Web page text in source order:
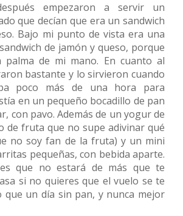
empezaron a servir un
que decían que era un sandwich
Bajo mi punto de vista era una
de jamón y queso, porque
de mi mano. En cuanto al
bastante y lo sirvieron cuando
poco más de una hora para
en un pequeño bocadillo de pan
con pavo. Además de un yogur de
de fruta que no supe adivinar qué
no soy fan de la fruta) y un mini
pequeñas, con bebida aparte.
que no estará de más que te
si no quieres que el vuelo se te
que un día sin pan, y nunca mejor